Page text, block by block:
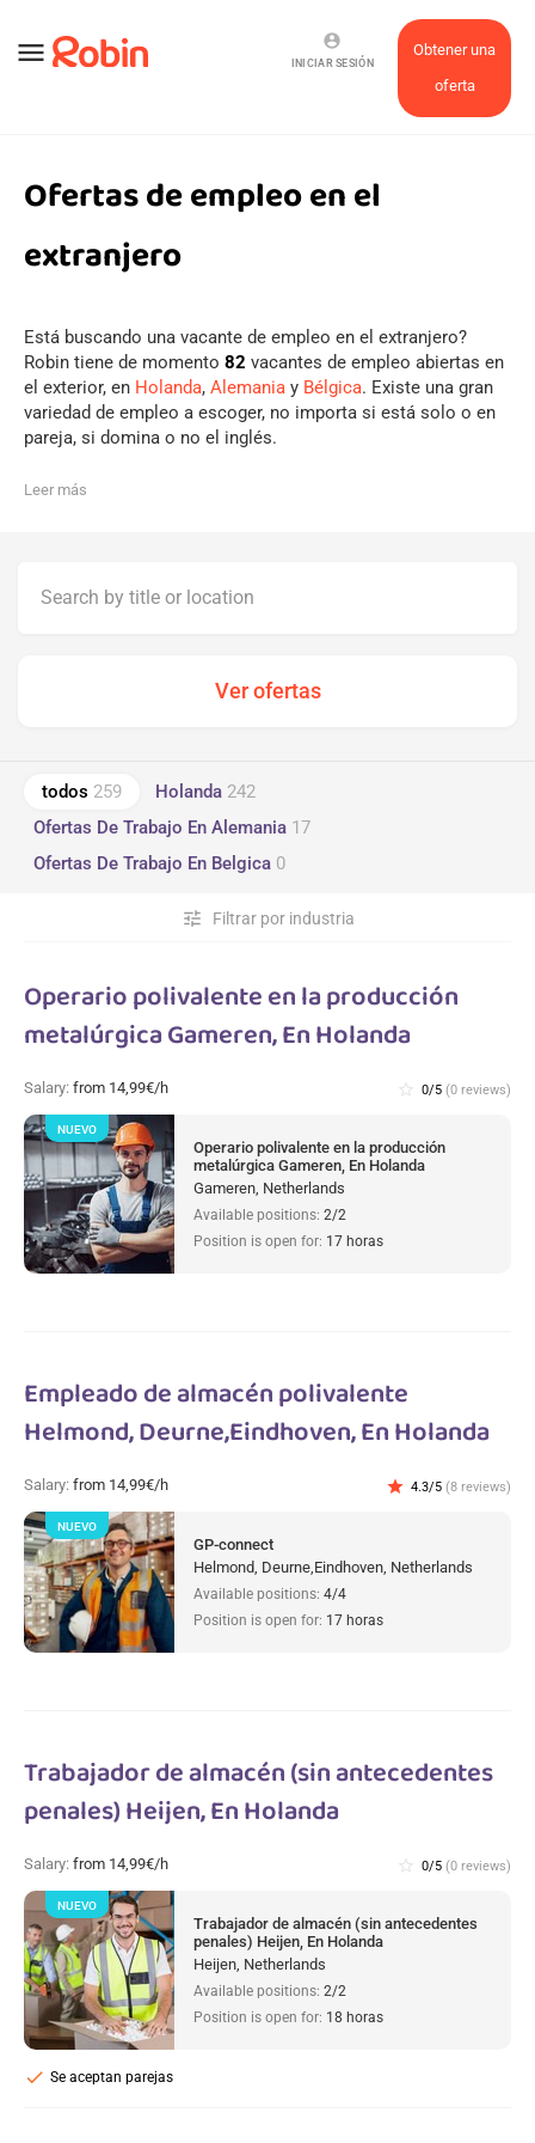
menu
Obtener una
oferta
account_circle
INICIAR SESIÓN
Ofertas de empleo en el
extranjero
Está buscando una vacante de empleo en el extranjero?
Robin tiene de momento 82 vacantes de empleo abiertas en
el exterior, en Holanda, Alemania y Bélgica. Existe una gran
variedad de empleo a escoger, no importa si está solo o en
pareja, si domina o no el inglés.
Leer más
todos 259 Holanda 242
Ofertas De Trabajo En Alemania 17
Ofertas De Trabajo En Belgica 0
Filtrar por industria
tune
Operario polivalente en la producción
metalúrgica Gameren, En Holanda
Salary: from 14,99€/h star_border 0/5 (0 reviews)
Operario polivalente en la producción
metalúrgica Gameren, En Holanda
Gameren, Netherlands
Available positions: 2/2
Position is open for: 17 horas
NUEVO
Empleado de almacén polivalente
Helmond, Deurne,Eindhoven, En Holanda
Salary: from 14,99€/h star 4.3/5 (8 reviews)
GP-connect
Helmond, Deurne,Eindhoven, Netherlands
Available positions: 4/4
Position is open for: 17 horas
NUEVO
Trabajador de almacén (sin antecedentes
penales) Heijen, En Holanda
Salary: from 14,99€/h star_border 0/5 (0 reviews)
Trabajador de almacén (sin antecedentes
penales) Heijen, En Holanda
Heijen, Netherlands
Available positions: 2/2
Position is open for: 18 horas
Se aceptan parejas
check
NUEVO